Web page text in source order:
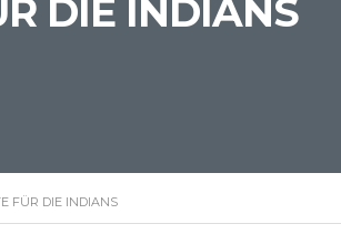
DIE INDIANS
FÜR DIE INDIANS